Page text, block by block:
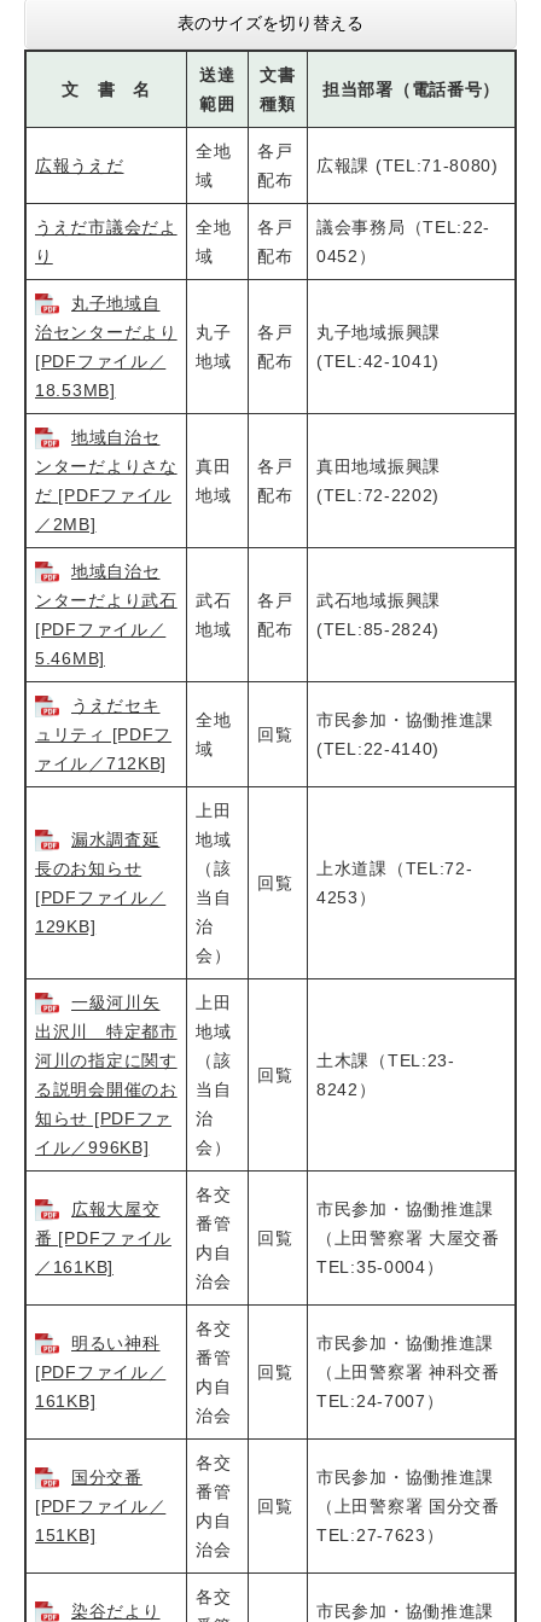
表のサイズを切り替える
文 書 名
送達
範囲
文書
種類
担当部署（電話番号）
広報うえだ
全地
域
各戸
配布
広報課 (TEL:71-8080)
うえだ市議会だよ
り
全地
域
各戸
配布
議会事務局（TEL:22-
0452）
丸子地域自
治センターだより
[PDFファイル／
18.53MB]
丸子
地域
各戸
配布
丸子地域振興課
(TEL:42-1041)
地域自治セ
ンターだよりさな
だ [PDFファイル
／2MB]
真田
地域
各戸
配布
真田地域振興課
(TEL:72-2202)
地域自治セ
ンターだより武石
[PDFファイル／
5.46MB]
武石
地域
各戸
配布
武石地域振興課
(TEL:85-2824)
うえだセキ
ュリティ [PDFフ
ァイル／712KB]
全地
域
回覧
市民参加・協働推進課
(TEL:22-4140)
漏水調査延
長のお知らせ
[PDFファイル／
129KB]
上田
地域
（該
当自
治
会）
回覧
上水道課（TEL:72-
4253）
一級河川矢
出沢川 特定都市
河川の指定に関す
る説明会開催のお
知らせ [PDFファ
イル／996KB]
上田
地域
（該
当自
治
会）
回覧
土木課（TEL:23-
8242）
広報大屋交
番 [PDFファイル
／161KB]
各交
番管
内自
治会
回覧
市民参加・協働推進課
（上田警察署 大屋交番
TEL:35-0004）
明るい神科
[PDFファイル／
161KB]
各交
番管
内自
治会
回覧
市民参加・協働推進課
（上田警察署 神科交番
TEL:24-7007）
国分交番
[PDFファイル／
151KB]
各交
番管
内自
治会
回覧
市民参加・協働推進課
（上田警察署 国分交番
TEL:27-7623）
染谷だより
各交
市民参加・協働推進課